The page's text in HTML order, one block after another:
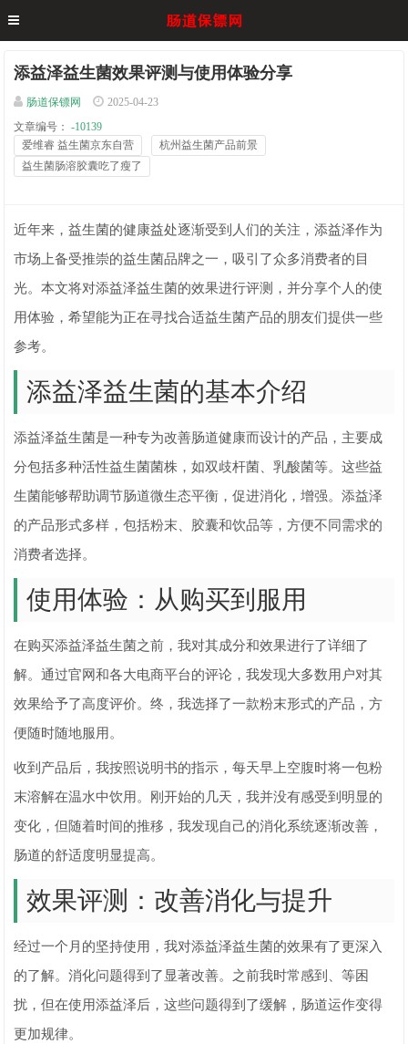
添益泽益生菌效果评测与使用体验分享
肠道保镖网
2025-04-23
文章编号：
-10139
爱维睿 益生菌京东自营
杭州益生菌产品前景
益生菌肠溶胶囊吃了瘦了
近年来，益生菌的健康益处逐渐受到人们的关注，添益泽作为
市场上备受推崇的益生菌品牌之一，吸引了众多消费者的目
光。本文将对添益泽益生菌的效果进行评测，并分享个人的使
用体验，希望能为正在寻找合适益生菌产品的朋友们提供一些
参考。
添益泽益生菌的基本介绍
添益泽益生菌是一种专为改善肠道健康而设计的产品，主要成
分包括多种活性益生菌菌株，如双歧杆菌、乳酸菌等。这些益
生菌能够帮助调节肠道微生态平衡，促进消化，增强。添益泽
的产品形式多样，包括粉末、胶囊和饮品等，方便不同需求的
消费者选择。
使用体验：从购买到服用
在购买添益泽益生菌之前，我对其成分和效果进行了详细了
解。通过官网和各大电商平台的评论，我发现大多数用户对其
效果给予了高度评价。终，我选择了一款粉末形式的产品，方
便随时随地服用。
收到产品后，我按照说明书的指示，每天早上空腹时将一包粉
末溶解在温水中饮用。刚开始的几天，我并没有感受到明显的
变化，但随着时间的推移，我发现自己的消化系统逐渐改善，
肠道的舒适度明显提高。
效果评测：改善消化与提升
经过一个月的坚持使用，我对添益泽益生菌的效果有了更深入
的了解。消化问题得到了显著改善。之前我时常感到、等困
扰，但在使用添益泽后，这些问题得到了缓解，肠道运作变得
更加规律。